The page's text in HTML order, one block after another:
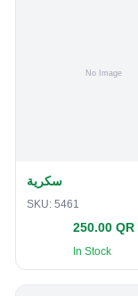
سكرية
SKU: 5461
250.00 QR
In Stock